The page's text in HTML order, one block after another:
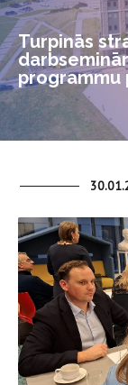
Turpinās
programmu